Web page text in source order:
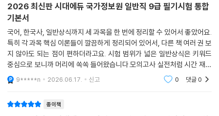
2026 최신판 시대에듀 국가정보원 일반직 9급 필기시험 통합
기본서
국어, 한국사, 일반상식까지 세 과목을 한 번에 정리할 수 있어서 좋았어요.
특히 각 과목 핵심 이론들이 깔끔하게 정리되어 있어서, 다른 책 여러 권 보
지 않아도 되는 점이 편하더라고요. 시험 범위가 넓은 일반상식은 키워드
중심으로 보니까 머리에 쏙쏙 들어왔습니다.모의고사 실전처럼 시간 재고
풀어본 게 큰 도움이 됐어요. 반복해서 풀수록 유형이 눈에 익고 속도도 붙
는 걸 느
9*****n 2026.06.17. 신고 0 댓글0
종이책